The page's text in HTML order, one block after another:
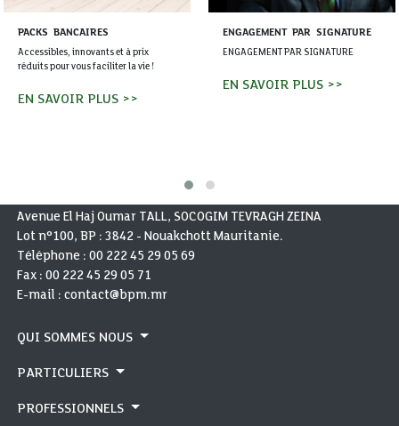
PACKS BANCAIRES
Accessibles, innovants et à prix
réduits pour vous faciliter la vie !
EN SAVOIR PLUS >>
ENGAGEMENT PAR SIGNATURE
ENGAGEMENT PAR SIGNATURE
EN SAVOIR PLUS >>
Avenue El Haj Oumar TALL, SOCOGIM TEVRAGH ZEINA
Lot n°100, BP : 3842 - Nouakchott Mauritanie.
Téléphone : 00 222 45 29 05 69
Fax : 00 222 45 29 05 71
E-mail : contact@bpm.mr
QUI SOMMES NOUS
PARTICULIERS
PROFESSIONNELS